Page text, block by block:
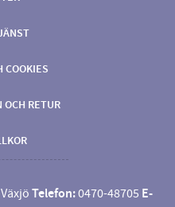
COOKIES
OCH RETUR
Telefon:0470-48705 E-